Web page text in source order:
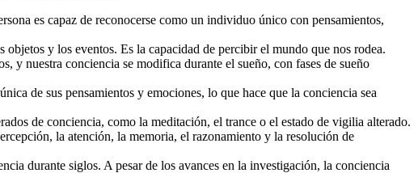
es capaz de reconocerse como un individuo único con pensamientos,
y los eventos. Es la capacidad de percibir el mundo que nos rodea.
y nuestra conciencia se modifica durante el sueño, con fases de sueño
de sus pensamientos y emociones, lo que hace que la conciencia sea
de conciencia, como la meditación, el trance o el estado de vigilia alterado.
la atención, la memoria, el razonamiento y la resolución de
durante siglos. A pesar de los avances en la investigación, la conciencia